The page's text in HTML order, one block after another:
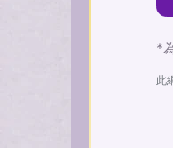
*
此